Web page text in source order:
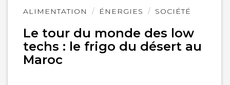
ALIMENTATION ÉNERGIES SOCIÉTÉ
Le tour du monde des low
techs : le frigo du désert au
Maroc
Lire